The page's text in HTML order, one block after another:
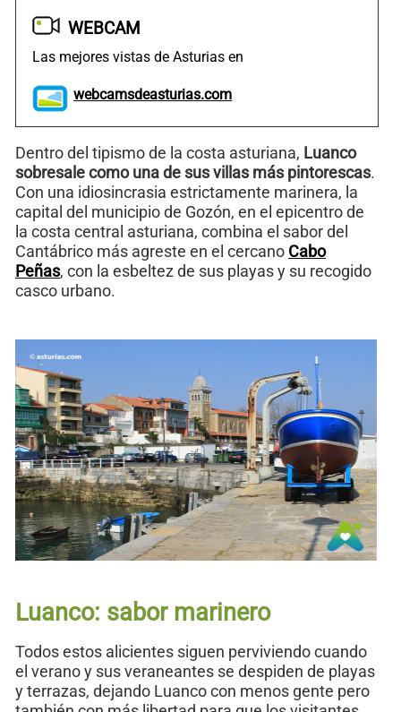
WEBCAM
Las mejores vistas de Asturias en
webcamsdeasturias.com
Dentro del tipismo de la costa asturiana, Luanco
sobresale como una de sus villas más pintorescas.
Con una idiosincrasia estrictamente marinera, la
capital del municipio de Gozón, en el epicentro de
la costa central asturiana, combina el sabor del
Cantábrico más agreste en el cercano Cabo
Peñas, con la esbeltez de sus playas y su recogido
casco urbano.
Luanco: sabor marinero
Todos estos alicientes siguen perviviendo cuando
el verano y sus veraneantes se despiden de playas
y terrazas, dejando Luanco con menos gente pero